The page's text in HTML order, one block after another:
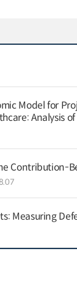
Model for
Analysis
Contribution-
Measuring